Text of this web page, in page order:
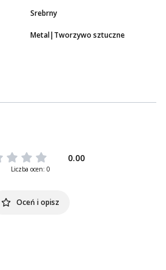
Srebrny
Metal|Tworzywo sztuczne
0.00
Liczba ocen: 0
Oceń i opisz